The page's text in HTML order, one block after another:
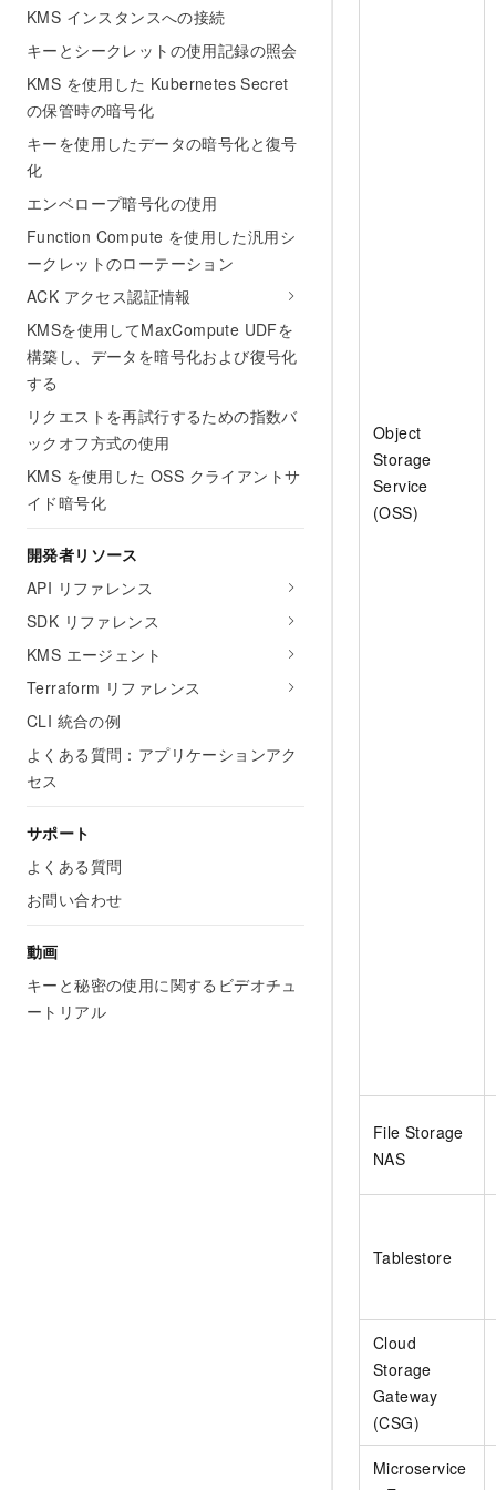
KMS インスタンスへの接続
キーとシークレットの使用記録の照会
KMS を使用した Kubernetes Secret
の保管時の暗号化
キーを使用したデータの暗号化と復号
化
エンベロープ暗号化の使用
Function Compute を使用した汎用シ
ークレットのローテーション
ACK アクセス認証情報
KMSを使用してMaxCompute UDFを
構築し、データを暗号化および復号化
する
リクエストを再試行するための指数バ
ックオフ方式の使用
KMS を使用した OSS クライアントサ
イド暗号化
開発者リソース
API リファレンス
SDK リファレンス
KMS エージェント
Terraform リファレンス
CLI 統合の例
よくある質問：アプリケーションアク
セス
サポート
よくある質問
お問い合わせ
動画
キーと秘密の使用に関するビデオチュ
ートリアル
Object
Storage
Service
(OSS)
File Storage
NAS
Tablestore
Cloud
Storage
Gateway
(CSG)
Microservice